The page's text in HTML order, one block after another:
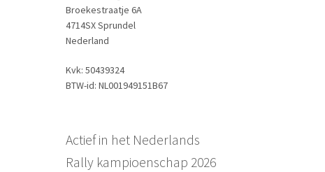
Broekestraatje 6A
4714SX Sprundel
Nederland
Kvk: 50439324
BTW-id: NL001949151B67
Actief in het Nederlands
Rally kampioenschap 2026